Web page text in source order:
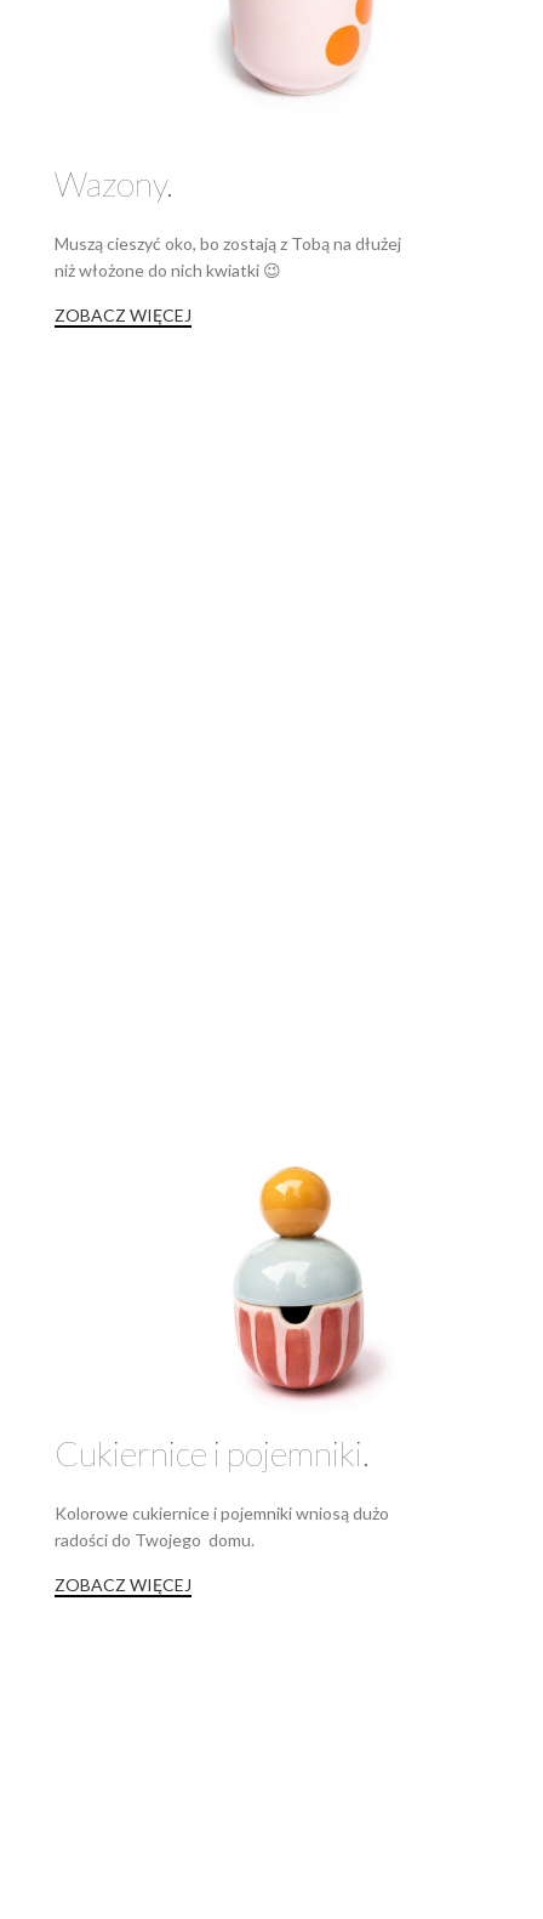
Wazony.
Muszą cieszyć oko, bo zostają z Tobą na dłużej
niż włożone do nich kwiatki 😉
ZOBACZ WIĘCEJ
Cukiernice i pojemniki.
Kolorowe cukiernice i pojemniki wniosą dużo
radości do Twojego domu.
ZOBACZ WIĘCEJ